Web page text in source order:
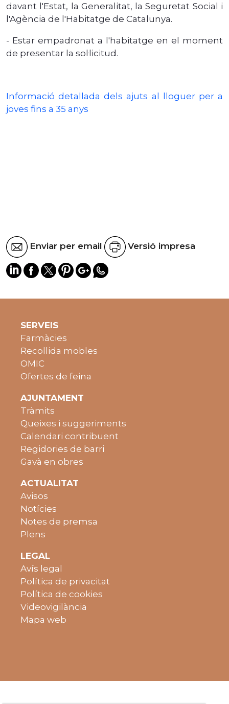
davant l'Estat, la Generalitat, la Seguretat Social i
l'Agència de l'Habitatge de Catalunya.
- Estar empadronat a l'habitatge en el moment
de presentar la sol·licitud.
Informació detallada dels ajuts al lloguer per a
joves fins a 35 anys
Enviar per email Versió impresa
SERVEIS
Farmàcies
Recollida mobles
OMIC
Ofertes de feina
AJUNTAMENT
Tràmits
Queixes i suggeriments
Calendari contribuent
Regidories de barri
Gavà en obres
ACTUALITAT
Avisos
Notícies
Notes de premsa
Plens
LEGAL
Avís legal
Política de privacitat
Política de cookies
Videovigilància
Mapa web